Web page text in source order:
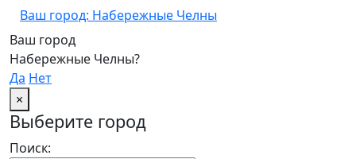
Ваш город: Набережные Челны
Ваш город
Набережные Челны?
Да Нет
×
Выберите город
Поиск: